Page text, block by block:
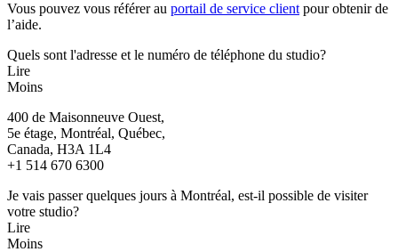
Vous pouvez vous référer au portail de service client pour obtenir de
l’aide.
Quels sont l'adresse et le numéro de téléphone du studio?
Lire
Moins
400 de Maisonneuve Ouest,
5e étage, Montréal, Québec,
Canada, H3A 1L4
+1 514 670 6300
Je vais passer quelques jours à Montréal, est-il possible de visiter
votre studio?
Lire
Moins